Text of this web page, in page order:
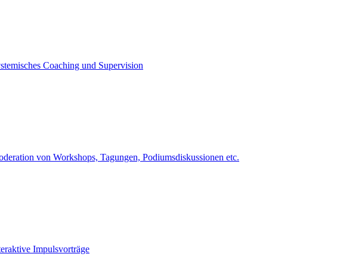
Coaching und Supervision
von Workshops, Tagungen, Podiumsdiskussionen etc.
Impulsvorträge